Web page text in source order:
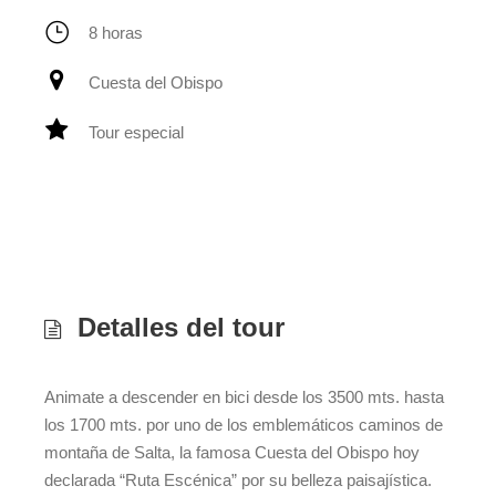
8 horas
Cuesta del Obispo
Tour especial
Detalles del tour
Animate a descender en bici desde los 3500 mts. hasta
los 1700 mts. por uno de los emblemáticos caminos de
montaña de Salta, la famosa Cuesta del Obispo hoy
declarada “Ruta Escénica” por su belleza paisajística.